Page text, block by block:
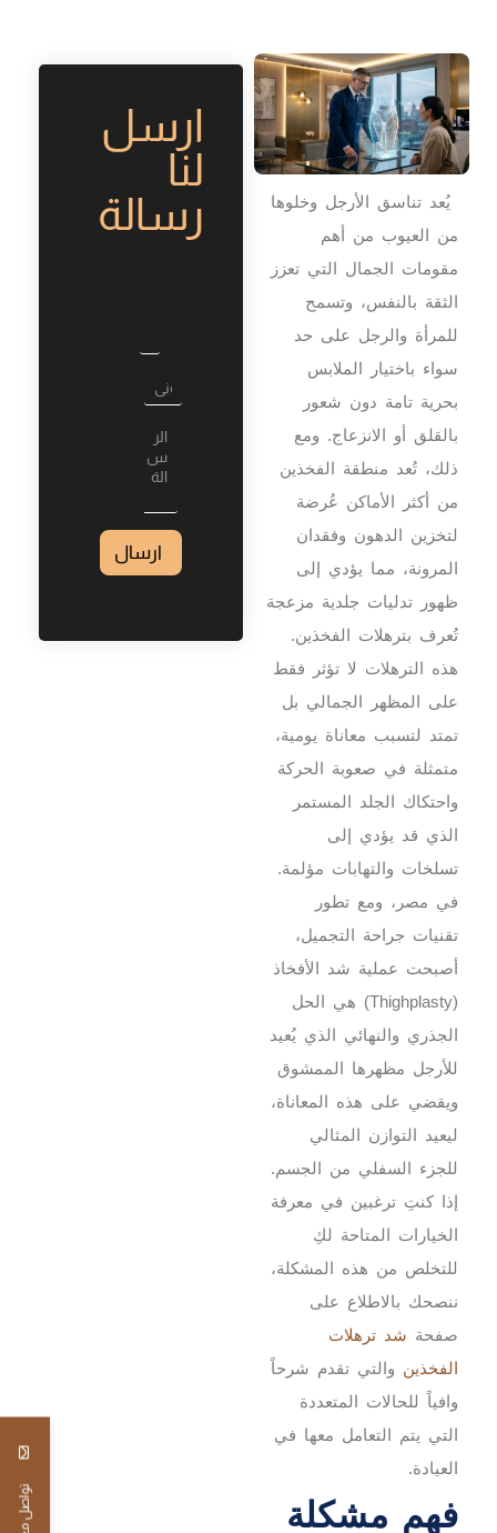
يُعد تناسق الأرجل وخلوها
من العيوب من أهم
مقومات الجمال التي تعزز
الثقة بالنفس، وتسمح
للمرأة والرجل على حد
سواء باختيار الملابس
بحرية تامة دون شعور
بالقلق أو الانزعاج. ومع
ذلك، تُعد منطقة الفخذين
من أكثر الأماكن عُرضة
لتخزين الدهون وفقدان
المرونة، مما يؤدي إلى
ظهور تدليات جلدية مزعجة
تُعرف بترهلات الفخذين.
هذه الترهلات لا تؤثر فقط
على المظهر الجمالي بل
تمتد لتسبب معاناة يومية،
متمثلة في صعوبة الحركة
واحتكاك الجلد المستمر
الذي قد يؤدي إلى
تسلخات والتهابات مؤلمة.
في مصر، ومع تطور
تقنيات جراحة التجميل،
أصبحت عملية شد الأفخاذ
(Thighplasty) هي الحل
الجذري والنهائي الذي يُعيد
للأرجل مظهرها الممشوق
ويقضي على هذه المعاناة،
ليعيد التوازن المثالي
للجزء السفلي من الجسم.
إذا كنتِ ترغبين في معرفة
الخيارات المتاحة لكِ
للتخلص من هذه المشكلة،
ننصحك بالاطلاع على
صفحة شد ترهلات
الفخذين والتي تقدم شرحاً
وافياً للحالات المتعددة
التي يتم التعامل معها في
العيادة.
فهم مشكلة
ارسل
لنا
رسالة
t
ارسال
تواصل معنا